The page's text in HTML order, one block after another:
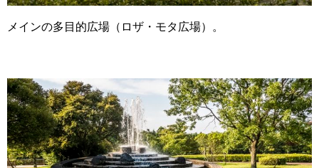
メインの多目的広場（ロザ・モタ広場）。